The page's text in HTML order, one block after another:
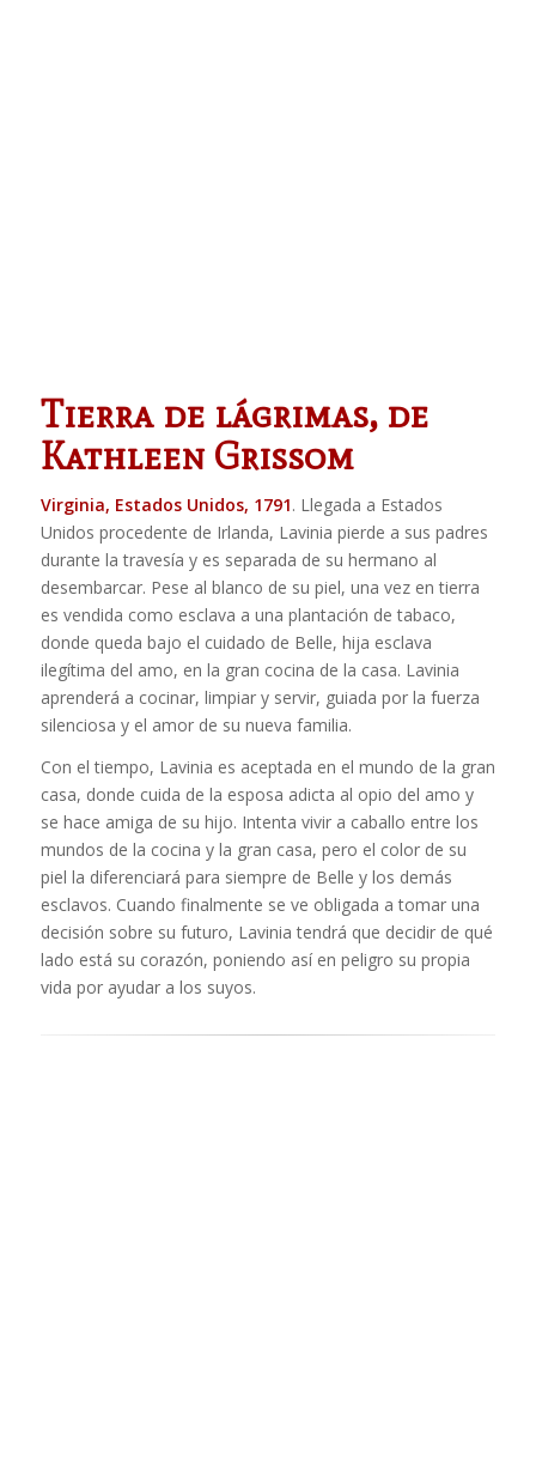
Tierra de lágrimas, de
Kathleen Grissom
Virginia, Estados Unidos, 1791. Llegada a Estados
Unidos procedente de Irlanda, Lavinia pierde a sus padres
durante la travesía y es separada de su hermano al
desembarcar. Pese al blanco de su piel, una vez en tierra
es vendida como esclava a una plantación de tabaco,
donde queda bajo el cuidado de Belle, hija esclava
ilegítima del amo, en la gran cocina de la casa. Lavinia
aprenderá a cocinar, limpiar y servir, guiada por la fuerza
silenciosa y el amor de su nueva familia.
Con el tiempo, Lavinia es aceptada en el mundo de la gran
casa, donde cuida de la esposa adicta al opio del amo y
se hace amiga de su hijo. Intenta vivir a caballo entre los
mundos de la cocina y la gran casa, pero el color de su
piel la diferenciará para siempre de Belle y los demás
esclavos. Cuando finalmente se ve obligada a tomar una
decisión sobre su futuro, Lavinia tendrá que decidir de qué
lado está su corazón, poniendo así en peligro su propia
vida por ayudar a los suyos.